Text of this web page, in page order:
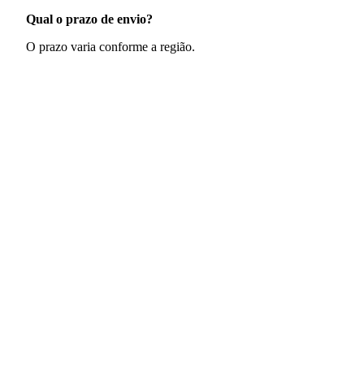
Qual o prazo de envio?
O prazo varia conforme a região.